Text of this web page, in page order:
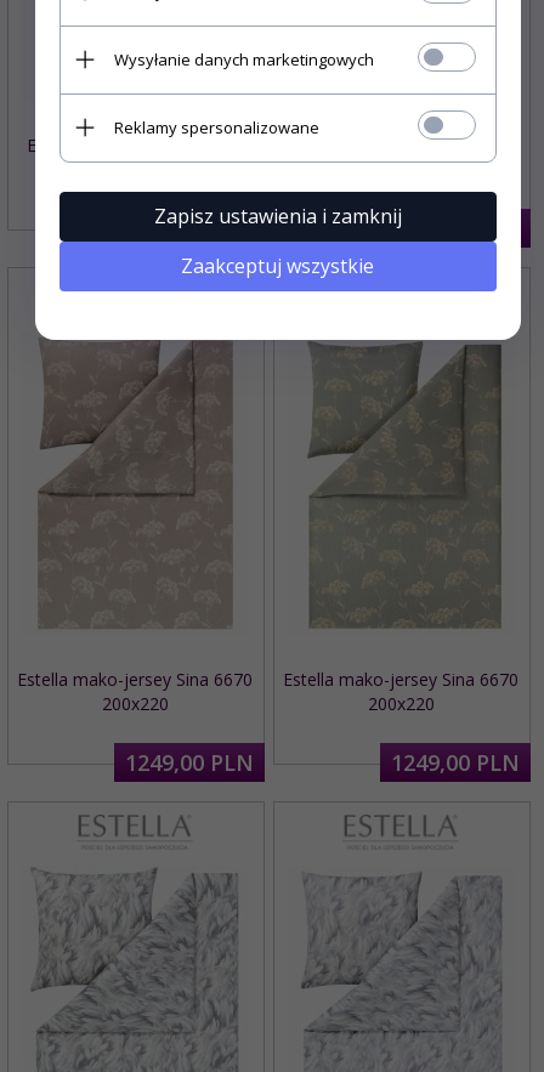
Estella mako-jersey Patrizia
6672 200x220
1249,00 PLN
Estella mako-jersey Lisette
6671 200x220
1249,
Estella mako-jersey Sina 6670
200x220
1249,00 PLN
Estella mako-jersey Sina 6670
200x220
1249,00 PLN
Wysyłanie danych marketingowych
Reklamy spersonalizowane
Zapisz ustawienia i zamknij
Zaakceptuj wszystkie